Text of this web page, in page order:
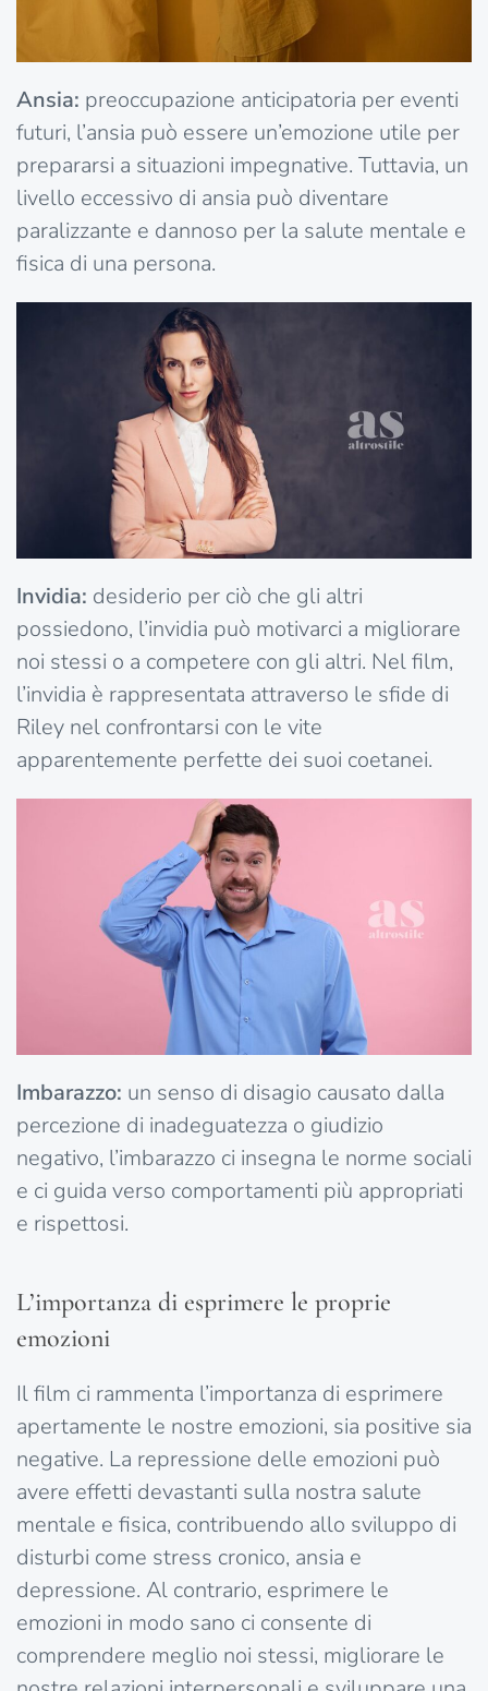
Ansia: preoccupazione anticipatoria per eventi
futuri, l’ansia può essere un’emozione utile per
prepararsi a situazioni impegnative. Tuttavia, un
livello eccessivo di ansia può diventare
paralizzante e dannoso per la salute mentale e
fisica di una persona.
Invidia: desiderio per ciò che gli altri
possiedono, l’invidia può motivarci a migliorare
noi stessi o a competere con gli altri. Nel film,
l’invidia è rappresentata attraverso le sfide di
Riley nel confrontarsi con le vite
apparentemente perfette dei suoi coetanei.
Imbarazzo: un senso di disagio causato dalla
percezione di inadeguatezza o giudizio
negativo, l’imbarazzo ci insegna le norme sociali
e ci guida verso comportamenti più appropriati
e rispettosi.
L’importanza di esprimere le proprie
emozioni
Il film ci rammenta l’importanza di esprimere
apertamente le nostre emozioni, sia positive sia
negative. La repressione delle emozioni può
avere effetti devastanti sulla nostra salute
mentale e fisica, contribuendo allo sviluppo di
disturbi come stress cronico, ansia e
depressione. Al contrario, esprimere le
emozioni in modo sano ci consente di
comprendere meglio noi stessi, migliorare le